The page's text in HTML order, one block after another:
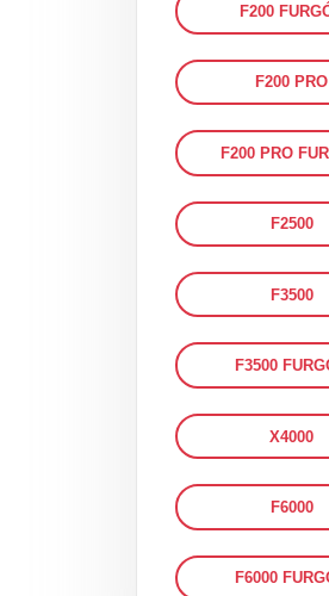
F200
F200 PRO
F200 PRO
F2500
F3500
F3500
X4000
F6000
F6000